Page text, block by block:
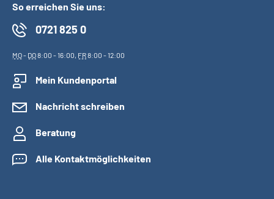
So erreichen Sie uns:
0721 825 0
MO- DO8:00 - 16:00, FR8:00 - 12:00
Mein Kundenportal
Nachricht schreiben
Beratung
Alle Kontaktmöglichkeiten